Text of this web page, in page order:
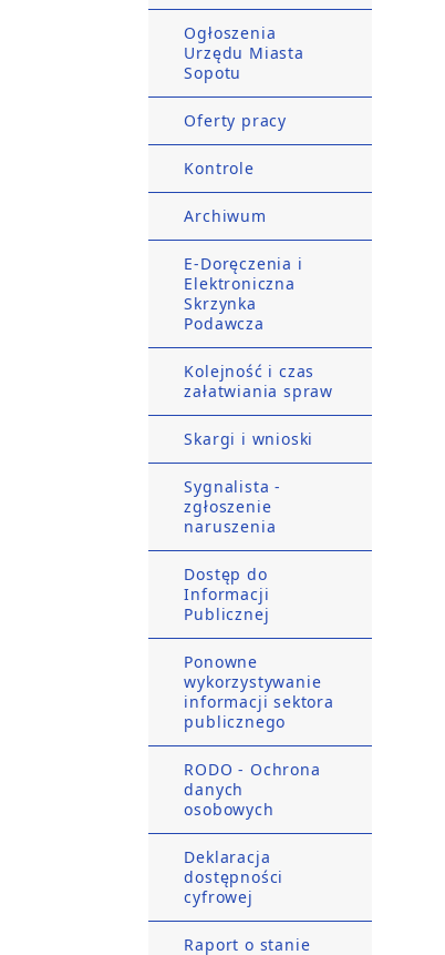
Ogłoszenia
Urzędu Miasta
Sopotu
Oferty pracy
Kontrole
Archiwum
E-Doręczenia i
Elektroniczna
Skrzynka
Podawcza
Kolejność i czas
załatwiania spraw
Skargi i wnioski
Sygnalista -
zgłoszenie
naruszenia
Dostęp do
Informacji
Publicznej
Ponowne
wykorzystywanie
informacji sektora
publicznego
RODO - Ochrona
danych
osobowych
Deklaracja
dostępności
cyfrowej
Raport o stanie